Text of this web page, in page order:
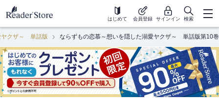
はじめて 会員登録 サインイン 検索
ヤクザ～ 単話版 ならずもの恋慕～想いを隠した溺愛ヤクザ～ 単話版第10巻